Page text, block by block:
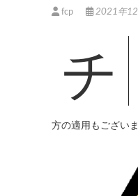
fcp 2021年
チップマンクでグリーンゾ
方の適用もござい